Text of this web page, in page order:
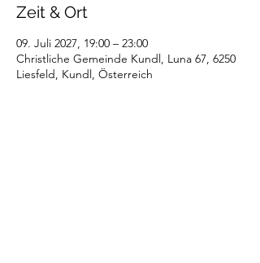
Zeit & Ort
09. Juli 2027, 19:00 – 23:00
Christliche Gemeinde Kundl, Luna 67, 6250
Liesfeld, Kundl, Österreich